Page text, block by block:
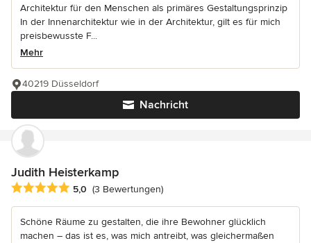
Architektur für den Menschen als primäres Gestaltungsprinzip
In der Innenarchitektur wie in der Architektur, gilt es für mich
preisbewusste F...
Mehr
Nachricht
40219 Düsseldorf
Judith Heisterkamp
Durchschnittliche Bewertung: 5 von 5 Sternen
5,0 (3 Bewertungen)
Schöne Räume zu gestalten, die ihre Bewohner glücklich
machen – das ist es, was mich antreibt, was gleichermaßen